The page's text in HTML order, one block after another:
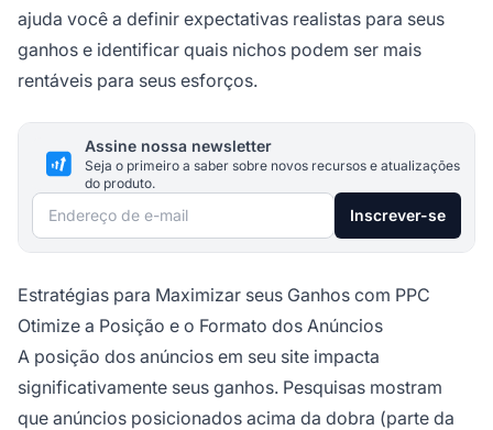
ajuda você a definir expectativas realistas para seus
ganhos e identificar quais nichos podem ser mais
rentáveis para seus esforços.
Assine nossa newsletter
Seja o primeiro a saber sobre novos recursos e atualizações
do produto.
Endereço de e-mail Inscrever-se
Estratégias para Maximizar seus Ganhos com PPC
Otimize a Posição e o Formato dos Anúncios
A posição dos anúncios em seu site impacta
significativamente seus ganhos. Pesquisas mostram
que anúncios posicionados acima da dobra (parte da